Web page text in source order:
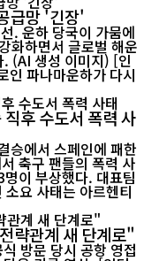
급망 '긴장'
. 운하 당국이 가뭄에
화하면서 글로벌 해운
생성 이미지) [인
인 파나마운하가 다시
후 수도서 폭력 사
승에서 스페인에 패한
축구 팬들의 폭력 사
이 부상했다. 대표팀
요 사태는 아르헨티
략관계 새 단계로"